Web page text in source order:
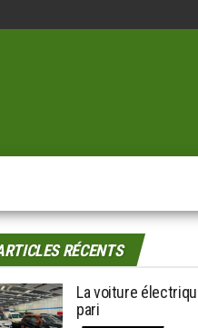
RÉCENTS
La voiture
pari